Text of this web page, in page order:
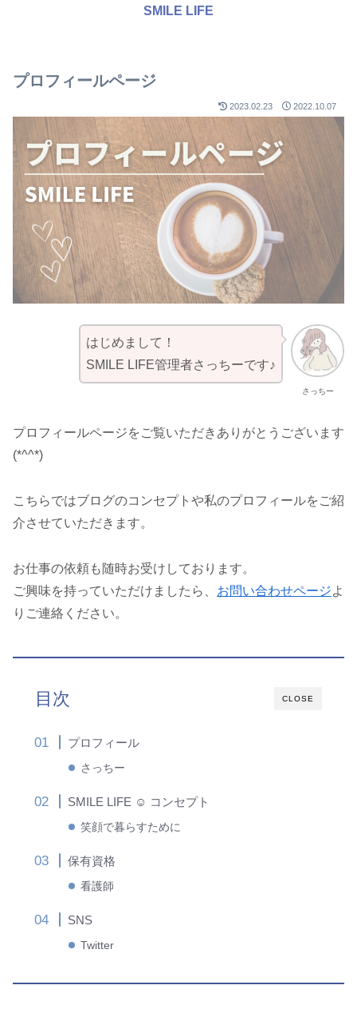
SMILE LIFE
プロフィールページ
2023.02.23 2022.10.07
さっちー
はじめまして！
SMILE LIFE管理者さっちーです♪
プロフィールページをご覧いただきありがとうございます
(*^^*)
こちらではブログのコンセプトや私のプロフィールをご紹
介させていただきます。
お仕事の依頼も随時お受けしております。
ご興味を持っていただけましたら、 お問い合わせページよ
りご連絡ください。
CLOSE
目次
プロフィール
さっちー
SMILE LIFE ☺︎ コンセプト
笑顔で暮らすために
保有資格
看護師
SNS
Twitter